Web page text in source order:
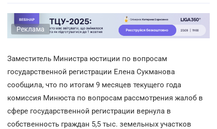
Реклама
Заместитель Министра юстиции по вопросам
государственной регистрации Елена Сукманова
сообщила, что по итогам 9 месяцев текущего года
комиссия Минюста по вопросам рассмотрения жалоб в
сфере государственной регистрации вернула в
собственность граждан 5,5 тыс. земельных участков